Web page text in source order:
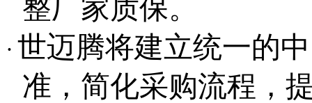
整厂家质保。
· 世迈腾将建立统一的
准，简化采购流程，